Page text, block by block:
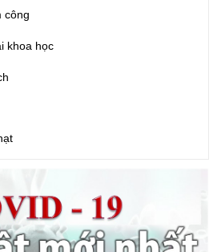
bồi thường, hỗ trợ, tái định cư khi
công
khoa học